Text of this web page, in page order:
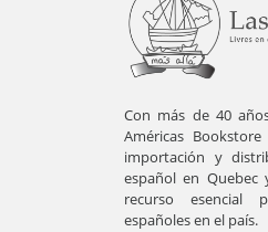
Con más de 40
Américas
importación y
español en Quebec
recurso esencial
españoles en el país.